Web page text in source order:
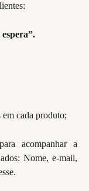
cada produto;
acompanhar a
Nome, e-mail,